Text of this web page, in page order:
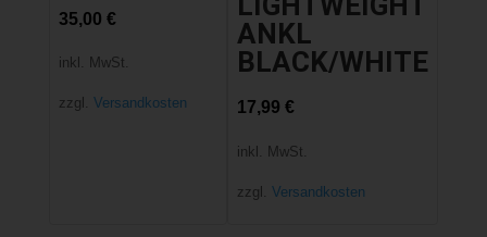
35,00 €
inkl. MwSt.
zzgl. Versandkosten
ANKL
BLACK/WHITE
17,99€
inkl. MwSt.
zzgl.Versandkosten